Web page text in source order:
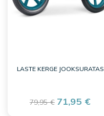
LASTE KERGE JOOKSURATAS
79,95 € 71,95 €